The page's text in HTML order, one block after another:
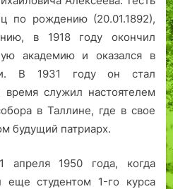
по рождению (20.01.1892),
в 1918 году окончил
академию и оказался в
В 1931 году он стал
служил настоятелем
в Таллине, где в свое
будущий патриарх.
апреля 1950 года, когда
еще студентом 1-го курса